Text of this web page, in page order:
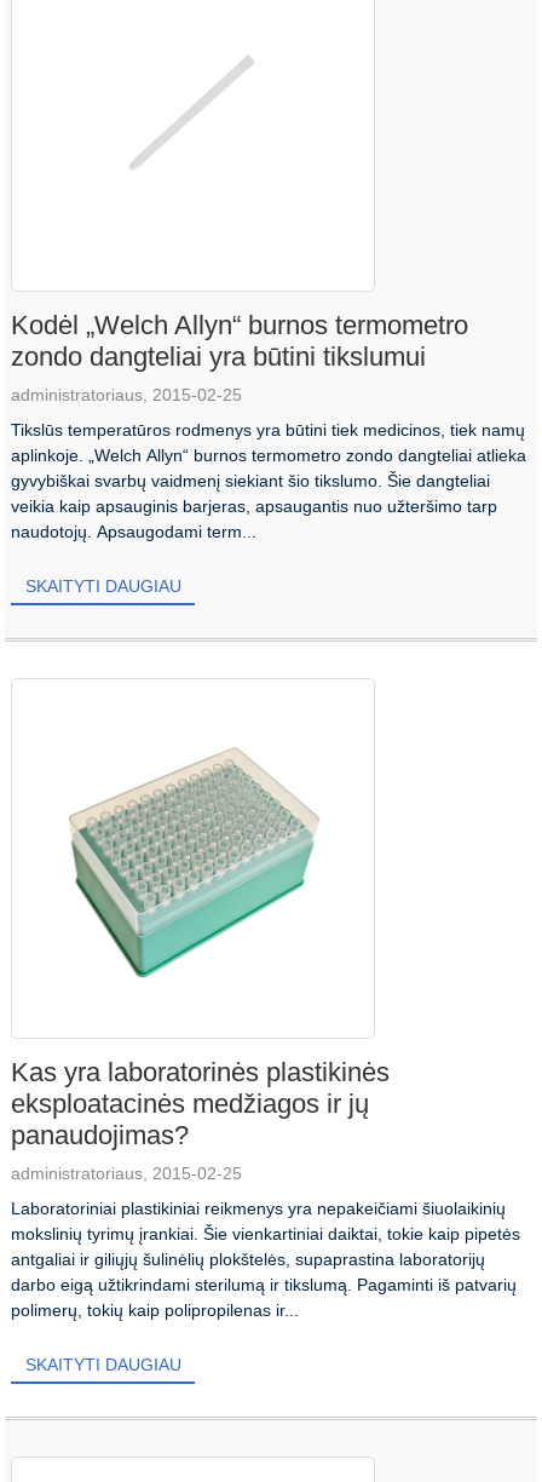
Kodėl „Welch Allyn“ burnos termometro
zondo dangteliai yra būtini tikslumui
administratoriaus, 2015-02-25
Tikslūs temperatūros rodmenys yra būtini tiek medicinos, tiek namų
aplinkoje. „Welch Allyn“ burnos termometro zondo dangteliai atlieka
gyvybiškai svarbų vaidmenį siekiant šio tikslumo. Šie dangteliai
veikia kaip apsauginis barjeras, apsaugantis nuo užteršimo tarp
naudotojų. Apsaugodami term...
SKAITYTI DAUGIAU
Kas yra laboratorinės plastikinės
eksploatacinės medžiagos ir jų
panaudojimas?
administratoriaus, 2015-02-25
Laboratoriniai plastikiniai reikmenys yra nepakeičiami šiuolaikinių
mokslinių tyrimų įrankiai. Šie vienkartiniai daiktai, tokie kaip pipetės
antgaliai ir giliųjų šulinėlių plokštelės, supaprastina laboratorijų
darbo eigą užtikrindami sterilumą ir tikslumą. Pagaminti iš patvarių
polimerų, tokių kaip polipropilenas ir...
SKAITYTI DAUGIAU